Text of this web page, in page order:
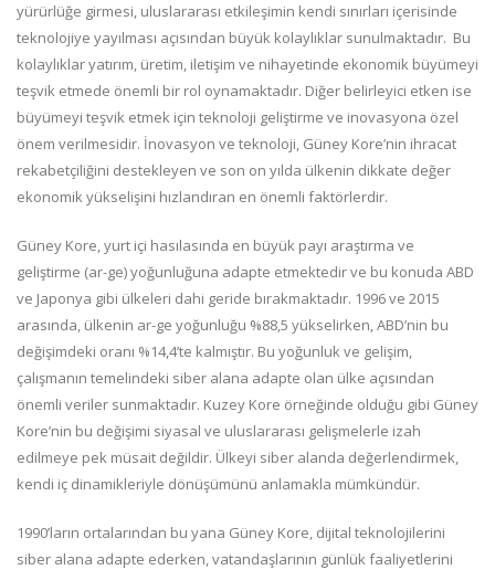
yürürlüğe girmesi, uluslararası etkileşimin kendi sınırları içerisinde
teknolojiye yayılması açısından büyük kolaylıklar sunulmaktadır. Bu
kolaylıklar yatırım, üretim, iletişim ve nihayetinde ekonomik büyümeyi
teşvik etmede önemli bir rol oynamaktadır. Diğer belirleyici etken ise
büyümeyi teşvik etmek için teknoloji geliştirme ve inovasyona özel
önem verilmesidir. İnovasyon ve teknoloji, Güney Kore’nin ihracat
rekabetçiliğini destekleyen ve son on yılda ülkenin dikkate değer
ekonomik yükselişini hızlandıran en önemli faktörlerdir.
Güney Kore, yurt içi hasılasında en büyük payı araştırma ve
geliştirme (ar-ge) yoğunluğuna adapte etmektedir ve bu konuda ABD
ve Japonya gibi ülkeleri dahi geride bırakmaktadır. 1996 ve 2015
arasında, ülkenin ar-ge yoğunluğu %88,5 yükselirken, ABD’nin bu
değişimdeki oranı %14,4’te kalmıştır. Bu yoğunluk ve gelişim,
çalışmanın temelindeki siber alana adapte olan ülke açısından
önemli veriler sunmaktadır. Kuzey Kore örneğinde olduğu gibi Güney
Kore’nin bu değişimi siyasal ve uluslararası gelişmelerle izah
edilmeye pek müsait değildir. Ülkeyi siber alanda değerlendirmek,
kendi iç dinamikleriyle dönüşümünü anlamakla mümkündür.
1990’ların ortalarından bu yana Güney Kore, dijital teknolojilerini
siber alana adapte ederken, vatandaşlarının günlük faaliyetlerini